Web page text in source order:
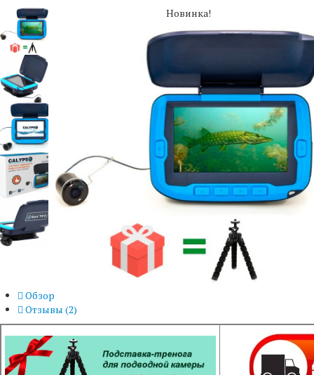
Новинка!
Обзор
Отзывы (2)